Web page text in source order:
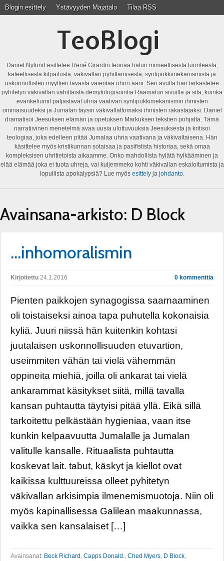
Blogin esittely Ystävyyden Majatalo Tilaa RSS
TeoBlogi
Daniel Nylund esittelee René Girardin teoriaa halun mimeettisestä luonteesta,
kateellisesta kilpailusta, väkivallan pyhittämisestä, syntipukkimekanismista ja
uskonnollisten myyttien tavasta vaientaa uhrin ääni. Sen avulla hän tarkastelee
pyhitetyn väkivallan vähittäistä demytologisointia Raamatun sivuilla ja sitä, kuinka
evankeliumit paljastavat uhria vaativan syntipukkimekanismin ihmisten
ominaisuudeksi ja Jumalan täysin väkivallattomaksi ihmisten rakastajaksi. Daniel
dramatisoi Jeesuksen elämän ja opetuksen Markuksen tekstien pohjalta. Tämä
narratiivinen menetelmä avaa uusia ulottuvuuksia Jeesuksesta ja kritisoi
teologiaa, joka edelleen pitää Jumalaa uhria vaativana ja väkivaltaisena. Hän
käsittelee myös kristikunnan sotaisaa ja pasifistista historiaa, sekä omaa
kompleksisen uhritietoista aikaamme. Onko mahdollista hylätä hylkääminen ja
elää elämää joka ei tuota uhreja, vai kuljemmeko kohti väkivallan eskaloitumista ja
lopullista apokalypsiä? Lue myös esittelyja johdanto.
Avainsana-arkisto: D Block
…inhomoralismin
Kirjoitettu 24.1.2016 0 kommenttia
Pienten paikkojen synagogissa saarnaaminen
oli toistaiseksi ainoa tapa puhutella kokonaisia
kyliä. Juuri niissä hän kuitenkin kohtasi
juutalaisen uskonnollisuuden etuvartion,
useimmiten vähän tai vielä vähemmän
oppineita miehiä, joilla oli ankarat tai vielä
ankarammat käsitykset siitä, millä tavalla
kansan puhtautta täytyisi pitää yllä. Eikä sillä
tarkoitettu pelkästään hygieniaa, vaan itse
kunkin kelpaavuutta Jumalalle ja Jumalan
valitulle kansalle. Rituaalista puhtautta
koskevat lait. tabut, käskyt ja kiellot ovat
kaikissa kulttuureissa olleet pyhitetyn
väkivallan arkisimpia ilmenemismuotoja. Niin oli
myös kapinallisessa Galilean maakunnassa,
vaikka sen kansalaiset […]
Avainsanat: Beck Richard Capps Donald. Ched Myers D Block